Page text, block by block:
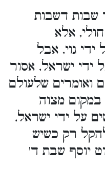
שבות דשבות
אלא
גוי, אבל
ידי ישראל, אסור
ואומרים שלעולם
מצוה
על ידי ישראל,
רק כשיש
יוסף שבת ד'